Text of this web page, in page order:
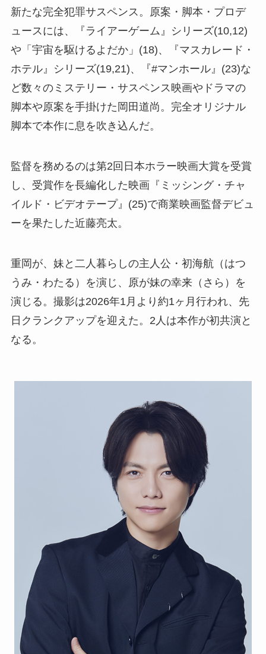
新たな完全犯罪サスペンス。原案・脚本・プロデ
ュースには、『ライアーゲーム』シリーズ(10,12)
や「宇宙を駆けるよだか」(18)、『マスカレード・
ホテル』シリーズ(19,21)、『#マンホール』(23)な
ど数々のミステリー・サスペンス映画やドラマの
脚本や原案を手掛けた岡田道尚。完全オリジナル
脚本で本作に息を吹き込んだ。
監督を務めるのは第2回日本ホラー映画大賞を受賞
し、受賞作を長編化した映画『ミッシング・チャ
イルド・ビデオテープ』(25)で商業映画監督デビュ
ーを果たした近藤亮太。
重岡が、妹と二人暮らしの主人公・初海航（はつ
うみ・わたる）を演じ、原が妹の幸来（さら）を
演じる。撮影は2026年1月より約1ヶ月行われ、先
日クランクアップを迎えた。2人は本作が初共演と
なる。